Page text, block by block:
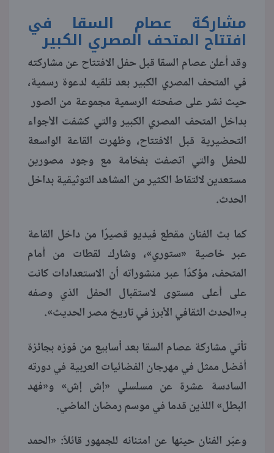
مشاركة عصام السقا في
افتتاح المتحف المصري الكبير
وقد أعلن عصام السقا قبل حفل الافتتاح عن مشاركته
في المتحف المصري الكبير بعد تلقيه لدعوة رسمية،
حيث نشر على صفحته الرسمية مجموعة من الصور
بداخل المتحف المصري الكبير والتي كشفت الأجواء
التحضيرية قبل الافتتاح، وظهرت القاعة الواسعة
للحفل والتي اتصفت بفخامة مع وجود مصورين
مستعدين لالتقاط الكثير من المشاهد التوثيقية بداخل
الحدث.
كما بث الفنان مقطع فيديو قصيرًا من داخل القاعة
عبر خاصية «ستوري»، وشارك لقطات من أمام
المتحف، مؤكدًا عبر منشوراته أن الاستعدادات كانت
على أعلى مستوى لاستقبال الحفل الذي وصفه
بـ«الحدث الثقافي الأبرز في تاريخ مصر الحديث».
تأتي مشاركة عصام السقا بعد أسابيع من فوزه بجائزة
أفضل ممثل في مهرجان الفضائيات العربية في دورته
السادسة عشرة عن مسلسلي «إش إش» و«فهد
البطل» اللذين قدما في موسم رمضان الماضي.
وعبّر الفنان حينها عن امتنانه للجمهور قائلاً: «الحمد